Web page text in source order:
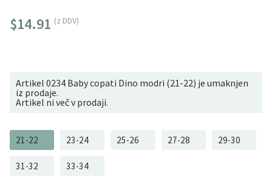
$14.91 (z DDV)
Artikel 0234 Baby copati Dino modri (21-22) je umaknjen
iz prodaje.
Artikel ni več v prodaji.
21-22 23-24 25-26 27-28 29-30
31-32 33-34